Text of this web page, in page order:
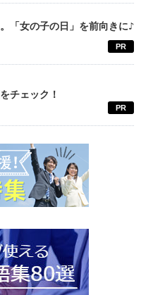
「女の子の日」を前向きに♪
PR
チェック！
PR